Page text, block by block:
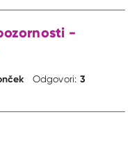
-
Odgovori: 3